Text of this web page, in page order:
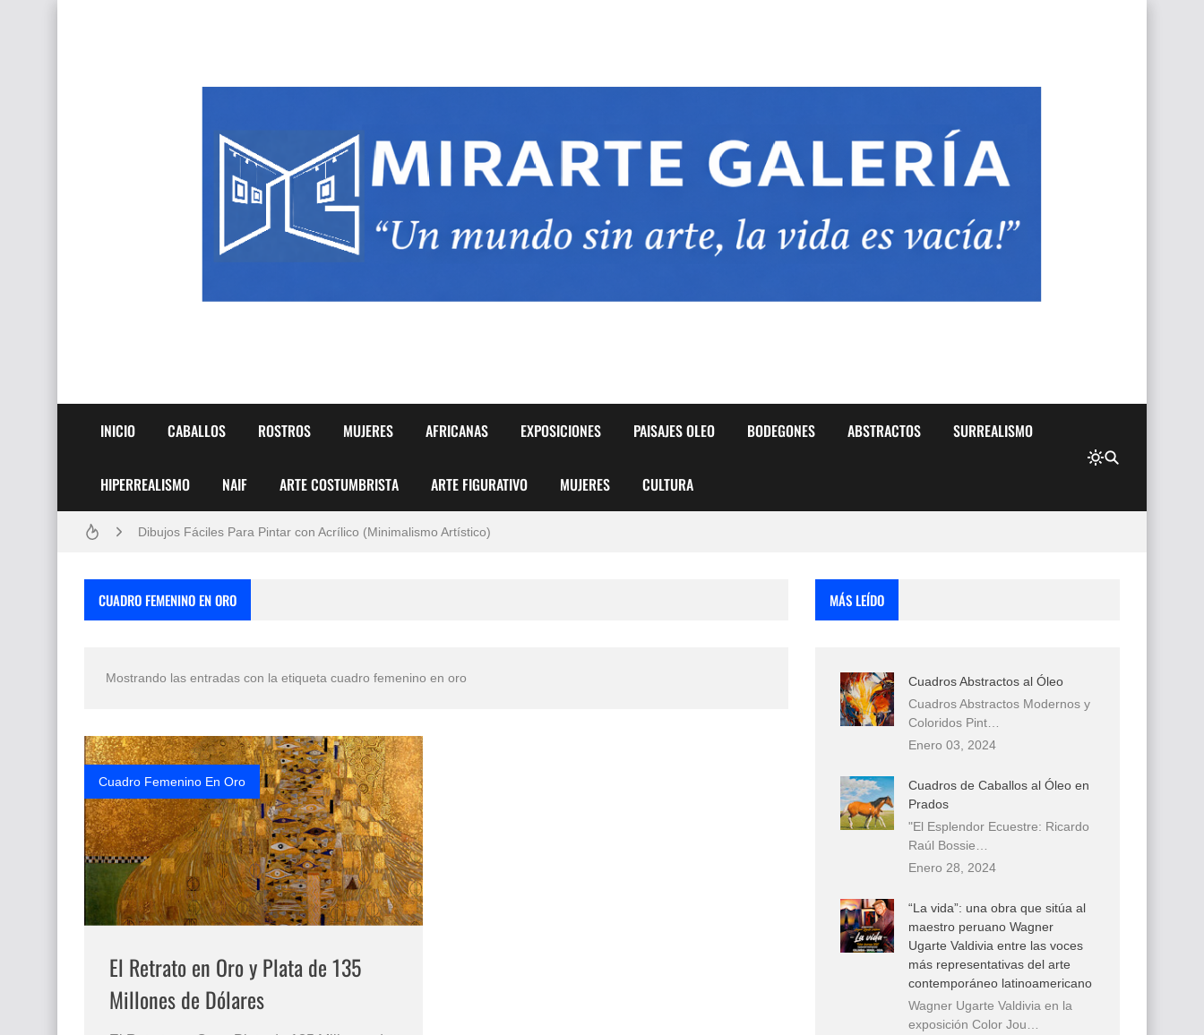
INICIO CABALLOS ROSTROS MUJERES AFRICANAS EXPOSICIONES PAISAJES OLEO BODEGONES ABSTRACTOS SURREALISMO
HIPERREALISMO NAIF ARTE COSTUMBRISTA ARTE FIGURATIVO MUJERES CULTURA
Frutas y Flores Para Colorear Imágenes
Dibujos para Colorear, una Actividad Divertida para Niños y Niñas
Dibujos Fáciles Para Pintar con Acrílico (Minimalismo Artístico)
Que significan los cuadros de negras africanas?
El mundo del arte en pintura surrealista
CUADRO FEMENINO EN ORO
Mostrando las entradas con la etiqueta cuadro femenino en oro
Cuadro Femenino En Oro
El Retrato en Oro y Plata de 135
Millones de Dólares
MÁS LEÍDO
Cuadros Abstractos al Óleo
Cuadros Abstractos Modernos y
Coloridos Pint…
Enero 03, 2024
Cuadros de Caballos al Óleo en
Prados
"El Esplendor Ecuestre: Ricardo
Raúl Bossie…
Enero 28, 2024
“La vida”: una obra que sitúa al
maestro peruano Wagner
Ugarte Valdivia entre las voces
más representativas del arte
contemporáneo latinoamericano
Wagner Ugarte Valdivia en la
exposición Color Jou…